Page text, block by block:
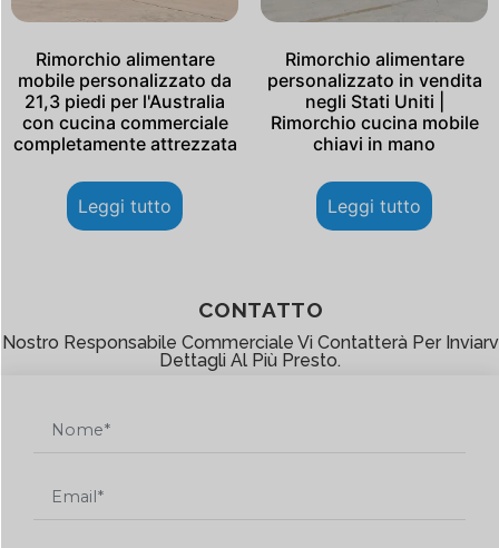
Rimorchio alimentare
mobile personalizzato da
21,3 piedi per l'Australia
con cucina commerciale
completamente attrezzata
Leggi tutto
Rimorchio alimentare
personalizzato in vendita
negli Stati Uniti |
Rimorchio cucina mobile
chiavi in ​​mano
Leggi tutto
CONTATTO
Responsabile Commerciale Vi Contatterà Per
Dettagli Al Più Presto.